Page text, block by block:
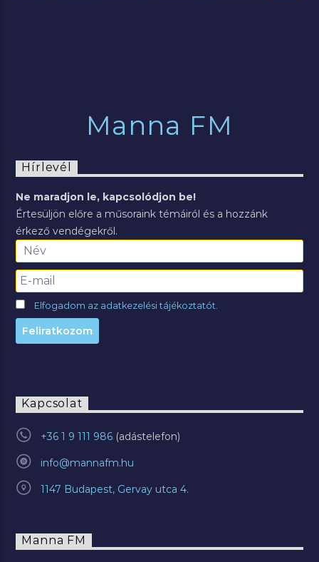
Manna FM
Hírlevél
Ne maradjon le, kapcsolódjon be!
Értesüljön előre a műsoraink témáiról és a hozzánk
érkező vendégekről.
Elfogadom az adatkezelési tájékoztatót.
Kapcsolat
+36 1 9 111 986
info@mannafm.hu
1147 Budapest, Gervay utca 4.
Manna FM